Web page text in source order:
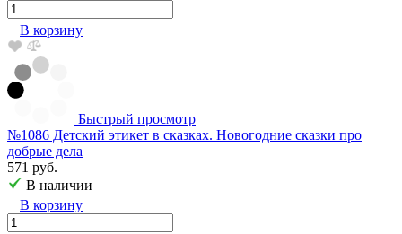
В корзину
Быстрый просмотр
№1086 Детский этикет в сказках. Новогодние сказки про
добрые дела
571 руб.
В наличии
В корзину